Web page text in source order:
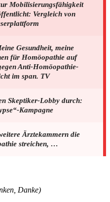
Mobilisierungsfähigkeit
Vergleich von
Gesundheit, meine
für Homöopathie auf
Anti-Homöopathie-
im span. TV
Skeptiker-Lobby durch:
Kampagne
Ärztekammern die
streichen, …
Danke)